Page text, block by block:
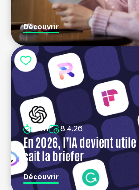
Découvrir
5min 8.4.26
En 2026, l’IA devient
sait la briefer
Découvrir